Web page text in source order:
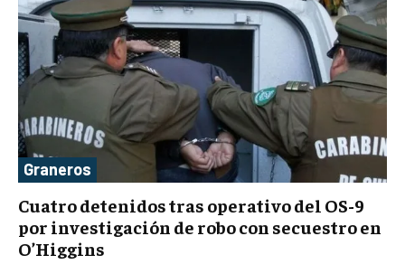
Graneros
Cuatro detenidos tras operativo del OS-9
por investigación de robo con secuestro en
O’Higgins